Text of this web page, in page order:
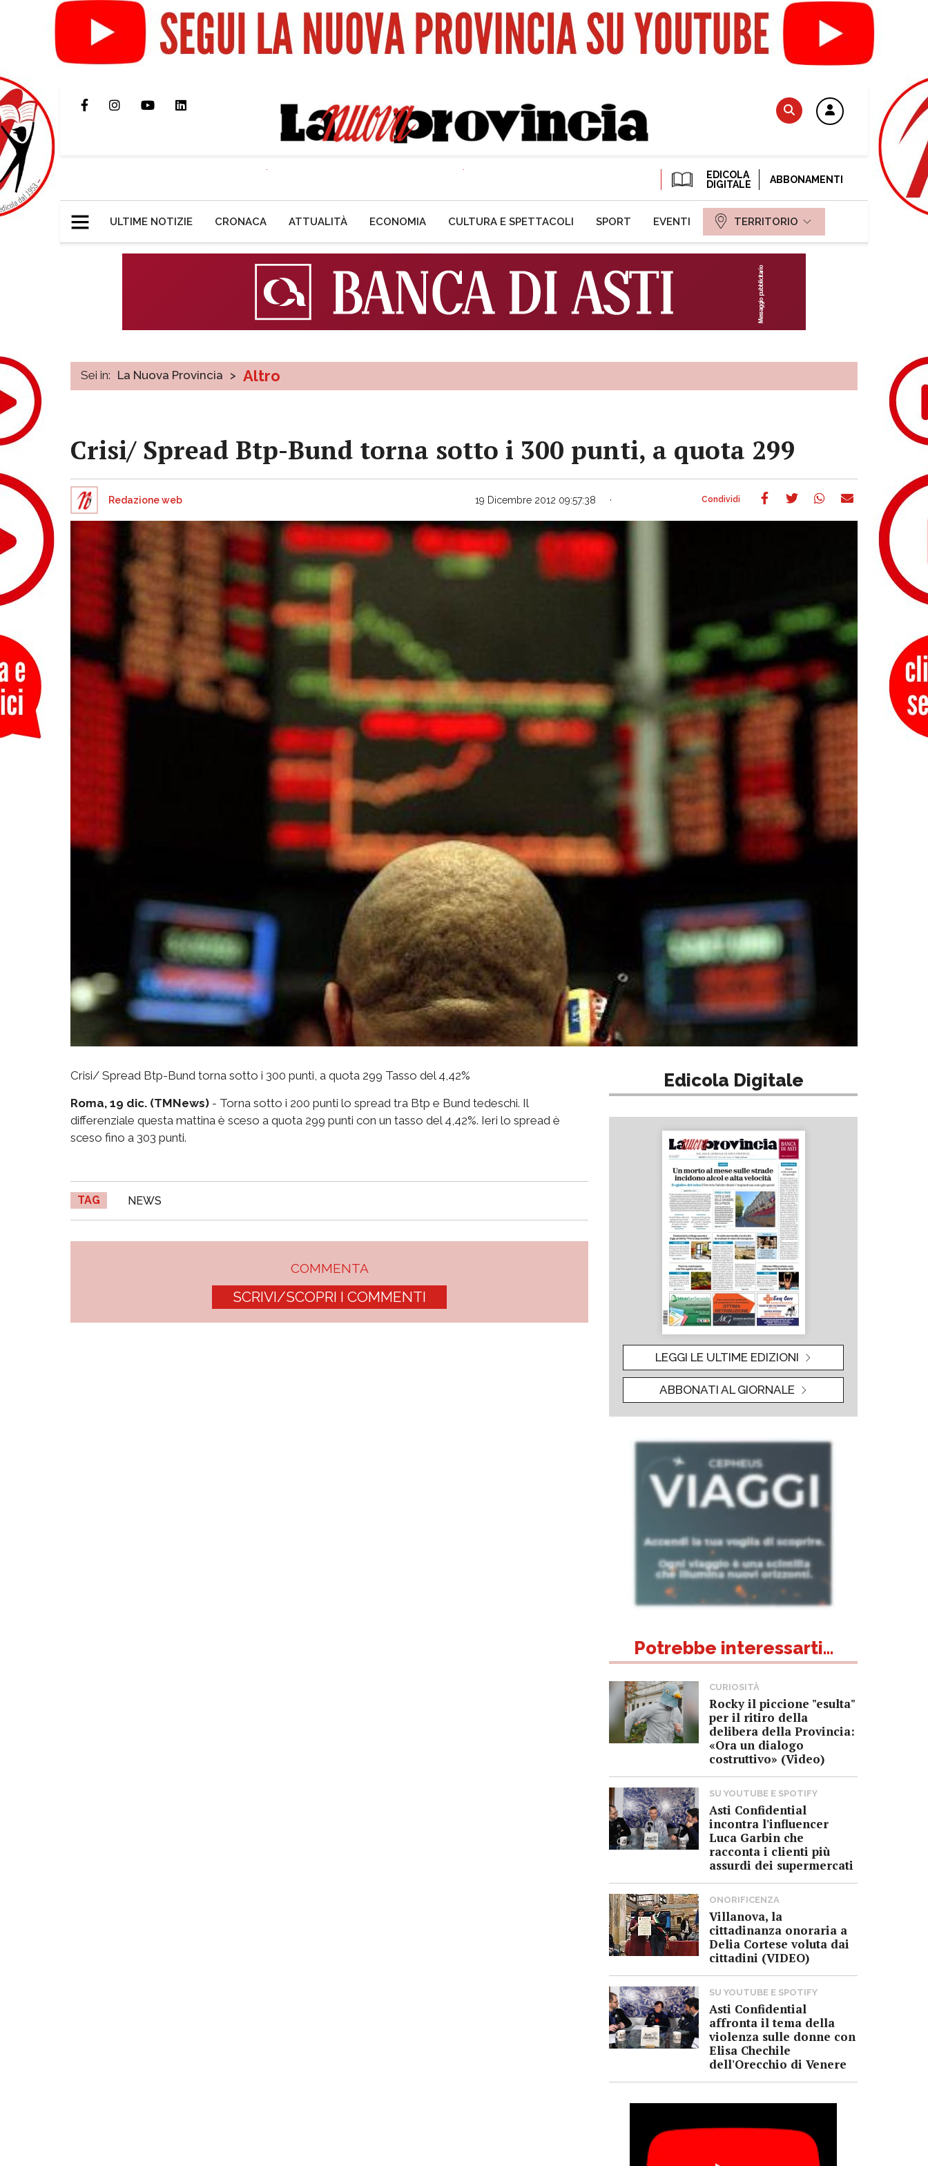
EDICOLA
DIGITALE
ABBONAMENTI
ULTIME NOTIZIE CRONACA ATTUALITÀ ECONOMIA CULTURA E SPETTACOLI SPORT EVENTI TERRITORIO
Sei in: La Nuova Provincia > Altro
Crisi/ Spread Btp-Bund torna sotto i 300 punti, a quota 299
Redazione web 19 Dicembre 2012 09:57:38
Crisi/ Spread Btp-Bund torna sotto i 300 punti, a quota 299 Tasso del 4,42%
Roma, 19 dic. (TMNews) - Torna sotto i 200 punti lo spread tra Btp e Bund tedeschi. Il
differenziale questa mattina è sceso a quota 299 punti con un tasso del 4,42%. Ieri lo spread è
sceso fino a 303 punti.
TAG NEWS
COMMENTA
SCRIVI/SCOPRI I COMMENTI
Edicola Digitale
LEGGI LE ULTIME EDIZIONI
ABBONATI AL GIORNALE
Potrebbe interessarti...
CURIOSITÀ
Rocky il piccione "esulta"
per il ritiro della
delibera della Provincia:
«Ora un dialogo
costruttivo» (Video)
SU YOUTUBE E SPOTIFY
Asti Confidential
incontra l'influencer
Luca Garbin che
racconta i clienti più
assurdi dei supermercati
ONORIFICENZA
Villanova, la
cittadinanza onoraria a
Delia Cortese voluta dai
cittadini (VIDEO)
SU YOUTUBE E SPOTIFY
Asti Confidential
affronta il tema della
violenza sulle donne con
Elisa Chechile
dell'Orecchio di Venere